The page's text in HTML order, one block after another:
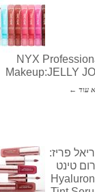
NYX
Makeup:JELLY
עוד ←
פריז:
טינט